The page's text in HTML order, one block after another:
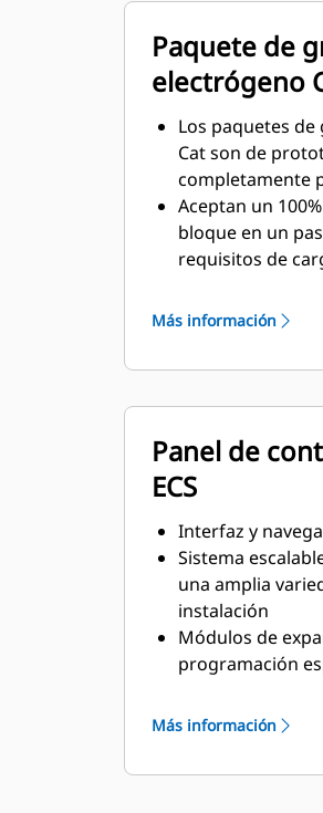
Paquete de
electrógeno
Los paquetes
Cat son de
completamente
Aceptan un
bloque en un
requisitos de
norma ISO 8528-
Más información
Panel de
ECS
Interfaz y
Sistema
una amplia
instalación
Módulos de
programación
del cliente
Más información